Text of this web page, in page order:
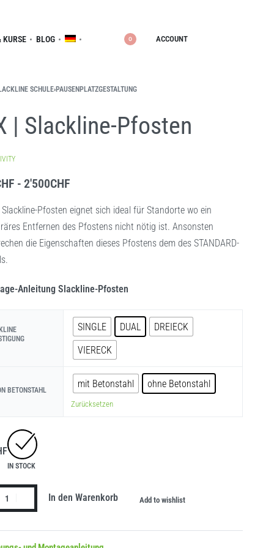
KURSE BLOG 0 ACCOUNT
SCHULE›PAUSENPLATZGESTALTUNG
| Slackline-Pfosten
2'500CHF
Slackline-Pfosten eignet sich ideal für Standorte wo ein
Entfernen des Pfostens nicht nötig ist. Ansonsten
die Eigenschaften dieses Pfostens dem des STANDARD-
Anleitung Slackline-Pfosten
SINGLE DUAL
DREIECK
VIERECK
BETONSTAHL
mit Betonstahl ohne Betonstahl
Zurücksetzen
IN STOCK
In den Warenkorb Add to wishlist